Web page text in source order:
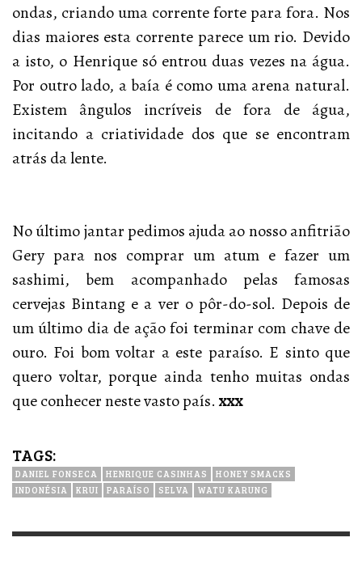
ondas, criando uma corrente forte para fora. Nos
dias maiores esta corrente parece um rio. Devido
a isto, o Henrique só entrou duas vezes na água.
Por outro lado, a baía é como uma arena natural.
Existem ângulos incríveis de fora de água,
incitando a criatividade dos que se encontram
atrás da lente.
No último jantar pedimos ajuda ao nosso anfitrião
Gery para nos comprar um atum e fazer um
sashimi, bem acompanhado pelas famosas
cervejas Bintang e a ver o pôr-do-sol. Depois de
um último dia de ação foi terminar com chave de
ouro. Foi bom voltar a este paraíso. E sinto que
quero voltar, porque ainda tenho muitas ondas
que conhecer neste vasto país. xxx
TAGS:
DANIEL FONSECA HENRIQUE CASINHAS
HONEY SMACKS
INDONÉSIA
KRUI PARAÍSO SELVA WATU KARUNG